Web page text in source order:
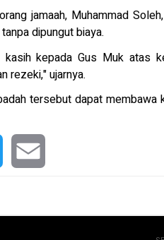
jamaah, Muhammad
dipungut biaya.
kasih kepada Gus Muk atas
rezeki," ujarnya.
tersebut dapat